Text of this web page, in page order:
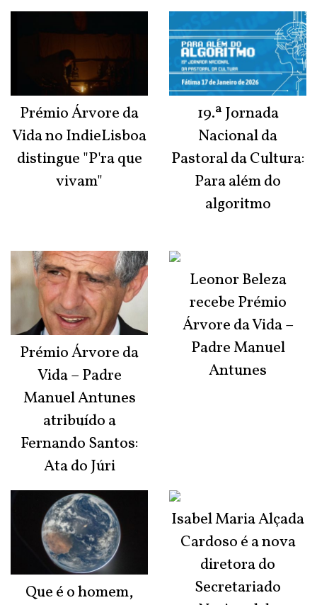
Prémio Árvore da
Vida no IndieLisboa
distingue "P'ra que
vivam"
Prémio Árvore da
Vida – Padre
Manuel Antunes
atribuído a
Fernando Santos:
Ata do Júri
Que é o homem,
19.ª Jornada
Nacional da
Pastoral da Cultura:
Para além do
algoritmo
Leonor Beleza
recebe Prémio
Árvore da Vida –
Padre Manuel
Antunes
Isabel Maria Alçada
Cardoso é a nova
diretora do
Secretariado